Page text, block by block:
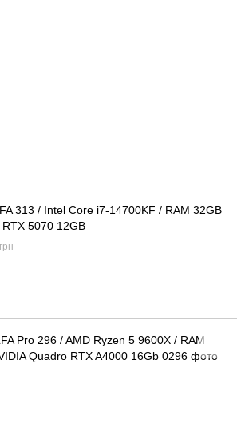
313 / Intel Core i7-14700KF / RAM 32GB
5070 12GB